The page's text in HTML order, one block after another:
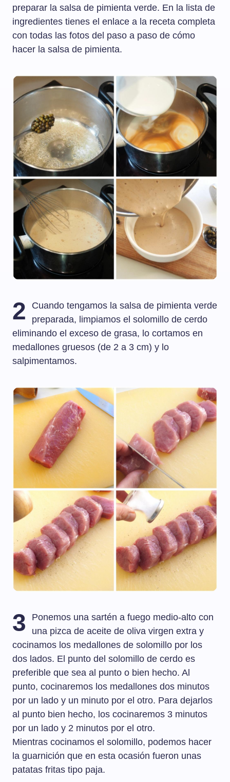
preparar la salsa de pimienta verde. En la lista de
ingredientes tienes el enlace a la receta completa
con todas las fotos del paso a paso de cómo
hacer la salsa de pimienta.
2
Cuando tengamos la salsa de pimienta verde
preparada, limpiamos el solomillo de cerdo
eliminando el exceso de grasa, lo cortamos en
medallones gruesos (de 2 a 3 cm) y lo
salpimentamos.
3
Ponemos una sartén a fuego medio-alto con
una pizca de aceite de oliva virgen extra y
cocinamos los medallones de solomillo por los
dos lados. El punto del solomillo de cerdo es
preferible que sea al punto o bien hecho. Al
punto, cocinaremos los medallones dos minutos
por un lado y un minuto por el otro. Para dejarlos
al punto bien hecho, los cocinaremos 3 minutos
por un lado y 2 minutos por el otro.
Mientras cocinamos el solomillo, podemos hacer
la guarnición que en esta ocasión fueron unas
patatas fritas tipo paja.